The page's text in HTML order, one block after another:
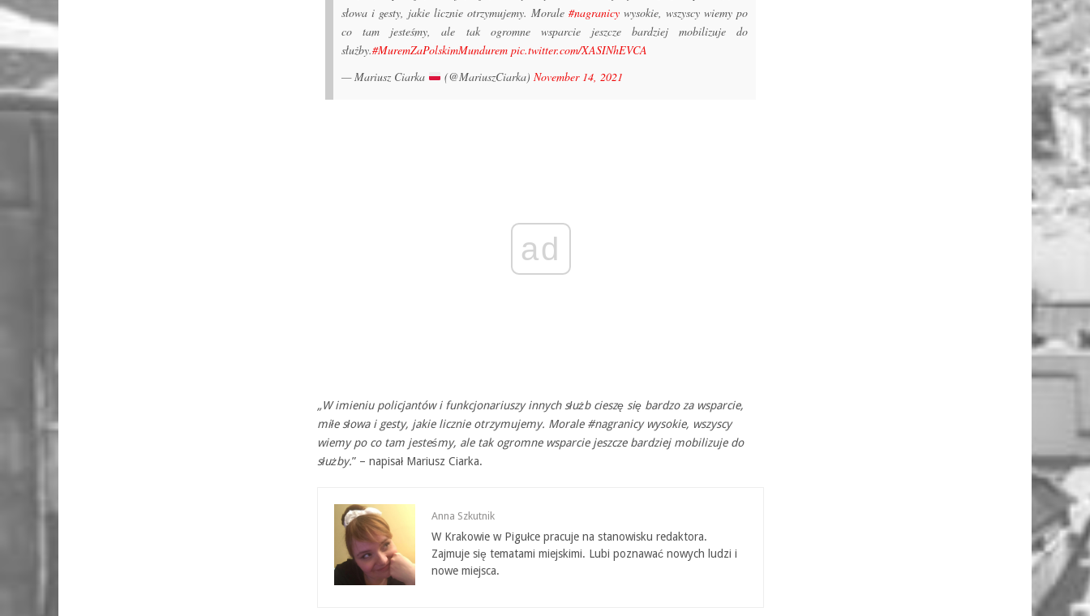
słowa i gesty, jakie licznie otrzymujemy. Morale#nagranicy wysokie, wszyscy wiemy po
co tam jesteśmy, ale tak ogromne wsparcie jeszcze bardziej mobilizuje do
służby.#MuremZaPolskimMundurem pic.twitter.com/XASINhEVCA
— Mariusz Ciarka
(@MariuszCiarka) November 14, 2021
ad
„W imieniu policjantów i funkcjonariuszy innych służb cieszę się bardzo za wsparcie,
miłe słowa i gesty, jakie licznie otrzymujemy. Morale #nagranicywysokie, wszyscy
wiemy po co tam jesteśmy, ale tak ogromne wsparcie jeszcze bardziej mobilizuje do
służby.” – napisał Mariusz Ciarka.
Anna Szkutnik
W Krakowie w Pigułce pracuje na stanowisku redaktora.
Zajmuje się tematami miejskimi. Lubi poznawać nowych ludzi i
nowe miejsca.